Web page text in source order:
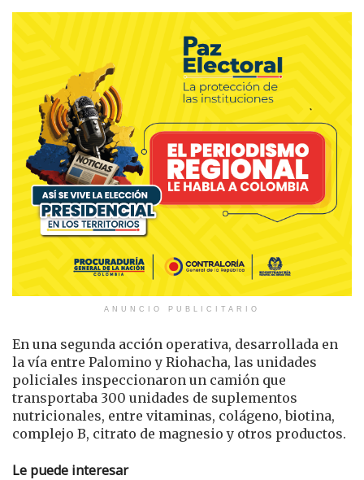
ANUNCIO PUBLICITARIO
En una segunda acción operativa, desarrollada en
la vía entre Palomino y Riohacha, las unidades
policiales inspeccionaron un camión que
transportaba 300 unidades de suplementos
nutricionales, entre vitaminas, colágeno, biotina,
complejo B, citrato de magnesio y otros productos.
Le puede interesar